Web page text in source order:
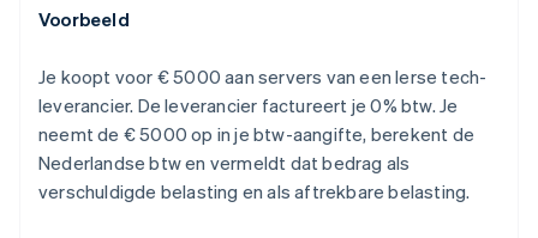
Voorbeeld
Je koopt voor € 5000 aan servers van een Ierse tech-
leverancier. De leverancier factureert je 0% btw. Je
neemt de € 5000 op in je btw-aangifte, berekent de
Nederlandse btw en vermeldt dat bedrag als
verschuldigde belasting en als aftrekbare belasting.